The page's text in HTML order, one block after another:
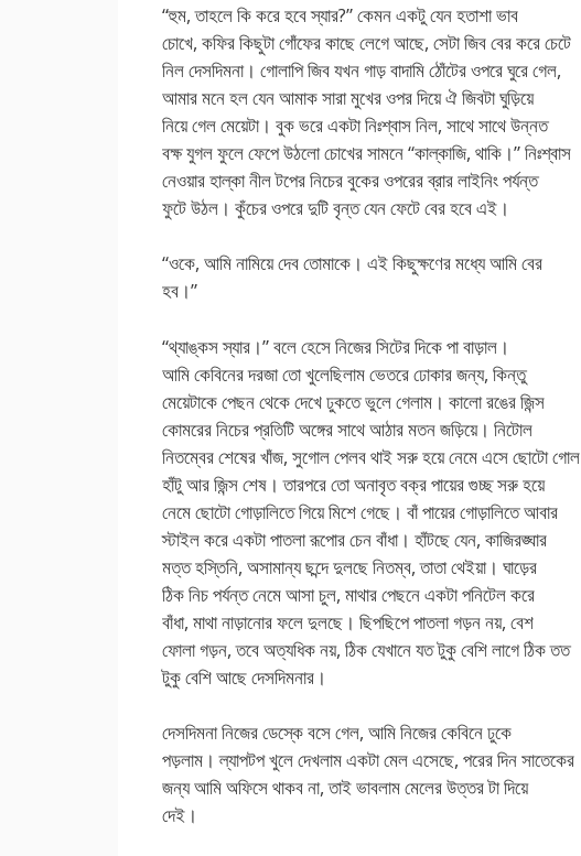
“হুম, তাহলে কি করে হবে স্যার?” কেমন একটু যেন হতাশা ভাব
চোখে, কফির কিছুটা গোঁফের কাছে লেগে আছে, সেটা জিব বের করে চেটে
নিল দেসদিমনা। গোলাপি জিব যখন গাড় বাদামি ঠোঁটের ওপরে ঘুরে গেল,
আমার মনে হল যেন আমাক সারা মুখের ওপর দিয়ে ঐ জিবটা ঘুড়িয়ে
নিয়ে গেল মেয়েটা। বুক ভরে একটা নিঃশ্বাস নিল, সাথে সাথে উন্নত
বক্ষ যুগল ফুলে ফেপে উঠলো চোখের সামনে “কাল্কাজি, থাকি।” নিঃশ্বাস
নেওয়ার হাল্কা নীল টপের নিচের বুকের ওপরের ব্রার লাইনিং পর্যন্ত
ফুটে উঠল। কুঁচের ওপরে দুটি বৃন্ত যেন ফেটে বের হবে এই।
“ওকে, আমি নামিয়ে দেব তোমাকে। এই কিছুক্ষণের মধ্যে আমি বের
হব।”
“থ্যাঙ্কস স্যার।” বলে হেসে নিজের সিটের দিকে পা বাড়াল।
আমি কেবিনের দরজা তো খুলেছিলাম ভেতরে ঢোকার জন্য, কিন্তু
মেয়েটাকে পেছন থেকে দেখে ঢুকতে ভুলে গেলাম। কালো রঙের জিন্স
কোমরের নিচের প্রতিটি অঙ্গের সাথে আঠার মতন জড়িয়ে। নিটোল
নিতম্বের শেষের খাঁজ, সুগোল পেলব থাই সরু হয়ে নেমে এসে ছোটো গোল
হাঁটু আর জিন্স শেষ। তারপরে তো অনাবৃত বক্র পায়ের গুচ্ছ সরু হয়ে
নেমে ছোটো গোড়ালিতে গিয়ে মিশে গেছে। বাঁ পায়ের গোড়ালিতে আবার
স্টাইল করে একটা পাতলা রূপোর চেন বাঁধা। হাঁটছে যেন, কাজিরঙ্ঘার
মত্ত হস্তিনি, অসামান্য ছন্দে দুলছে নিতম্ব, তাতা থেইয়া। ঘাড়ের
ঠিক নিচ পর্যন্ত নেমে আসা চুল, মাথার পেছনে একটা পনিটেল করে
বাঁধা, মাথা নাড়ানোর ফলে দুলছে। ছিপছিপে পাতলা গড়ন নয়, বেশ
ফোলা গড়ন, তবে অত্যধিক নয়, ঠিক যেখানে যত টুকু বেশি লাগে ঠিক তত
টুকু বেশি আছে দেসদিমনার।
দেসদিমনা নিজের ডেস্কে বসে গেল, আমি নিজের কেবিনে ঢুকে
পড়লাম। ল্যাপটপ খুলে দেখলাম একটা মেল এসেছে, পরের দিন সাতেকের
জন্য আমি অফিসে থাকব না, তাই ভাবলাম মেলের উত্তর টা দিয়ে
দেই।